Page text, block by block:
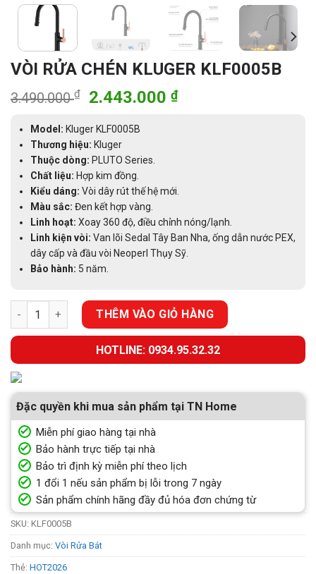
VÒI RỬA CHÉN KLUGER KLF0005B
3.490.000₫
Giá
là:
3.490.000 ₫.
2.443.000 ₫Giá
Model: Kluger KLF0005B
Thương hiệu: Kluger
Thuộc dòng: PLUTO Series.
Chất liệu: Hợp kim đồng.
Kiểu dáng: Vòi dây rút thế hệ mới.
Màu sắc: Đen kết hợp vàng.
Linh hoạt: Xoay 360 độ, điều chỉnh nóng/lạnh.
Linh kiện vòi: Van lõi Sedal Tây Ban Nha, ống dẫn nước PEX,
dây cấp và đầu vòi Neoperl Thụy Sỹ.
Bảo hành: 5 năm.
VÒI RỬA CHÉN KLUGER KLF0005B số lượng
THÊM VÀO GIỎ HÀNG
HOTLINE: 0934.95.32.32
Đặc quyền khi mua sản phẩm tại TN Home
Miễn phí giao hàng tại nhà
Bảo hành trực tiếp tại nhà
Bảo trì định kỳ miễn phí theo lịch
1 đổi 1 nếu sản phẩm bị lỗi trong 7 ngày
Sản phẩm chính hãng đầy đủ hóa đơn chứng từ
SKU: KLF0005B
Danh mục: Vòi Rửa Bát
Thẻ: HOT2026